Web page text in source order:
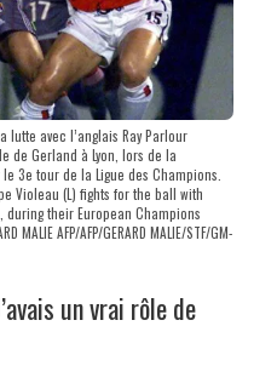
lutte avec l’anglais Ray Parlour
de Gerland à Lyon, lors de la
3e tour de la Ligue des Champions.
Violeau (L) fights for the ball with
during their European Champions
MALIE AFP/AFP/GERARD MALIE/STF/GM-
un vrai rôle de